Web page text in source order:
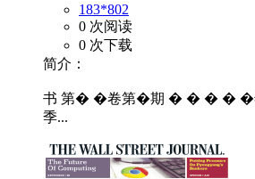
183*802
0 次阅读
0 次下载
简介：
书 第� �卷第�期 � � � � �
季...